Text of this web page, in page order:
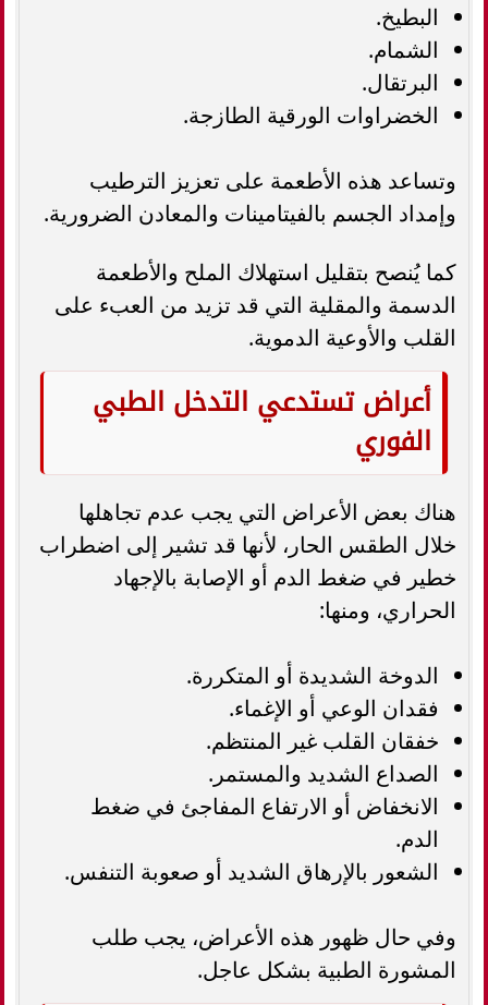
البطيخ.
الشمام.
البرتقال.
الخضراوات الورقية الطازجة.
وتساعد هذه الأطعمة على تعزيز الترطيب
وإمداد الجسم بالفيتامينات والمعادن الضرورية.
كما يُنصح بتقليل استهلاك الملح والأطعمة
الدسمة والمقلية التي قد تزيد من العبء على
القلب والأوعية الدموية.
أعراض تستدعي التدخل الطبي
الفوري
هناك بعض الأعراض التي يجب عدم تجاهلها
خلال الطقس الحار، لأنها قد تشير إلى اضطراب
خطير في ضغط الدم أو الإصابة بالإجهاد
الحراري، ومنها:
الدوخة الشديدة أو المتكررة.
فقدان الوعي أو الإغماء.
خفقان القلب غير المنتظم.
الصداع الشديد والمستمر.
الانخفاض أو الارتفاع المفاجئ في ضغط
الدم.
الشعور بالإرهاق الشديد أو صعوبة التنفس.
وفي حال ظهور هذه الأعراض، يجب طلب
المشورة الطبية بشكل عاجل.